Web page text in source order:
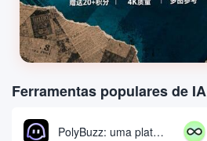
Ferramentas populares de IA
PolyBuzz: uma plataforma gratuita de bate-papo e interpretação de papéis para interagir com personagens de IA